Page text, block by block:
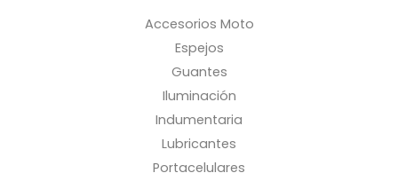
Accesorios Moto
Espejos
Guantes
Iluminación
Indumentaria
Lubricantes
Portacelulares